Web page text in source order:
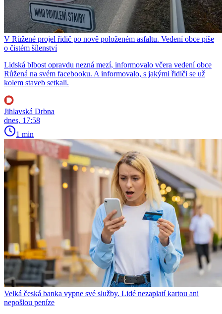
V Růžené projel řidič po nově položeném asfaltu. Vedení obce píše
o čistém šílenství
Lidská blbost opravdu nezná mezí, informovalo včera vedení obce
Růžená na svém facebooku. A informovalo, s jakými řidiči se už
kolem staveb setkali.
Jihlavská Drbna
dnes, 17:58
1 min
Velká česká banka vypne své služby. Lidé nezaplatí kartou ani
nepošlou peníze